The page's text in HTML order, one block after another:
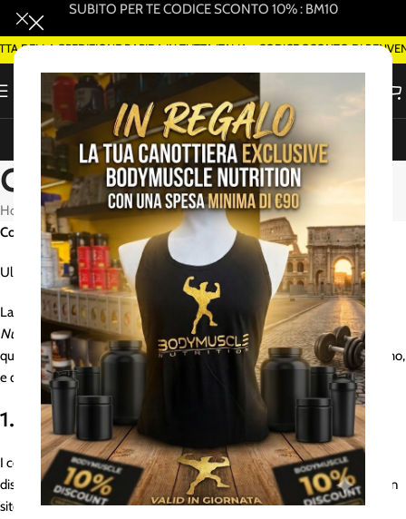
SUBITO PER TE CODICE SCONTO 10% : BM10
DELLA SPEDIZIONE RAPIDA IN TUTTA ITALIA - CODICE SCONTO DI
ORDINA SMART DELIVERY SU WHATSAPP (ROMA)
Cookies Policy
Home
Cookies Policy
Cookie Policy di Body Muscle Nutrition
Ultimo aggiornamento: 04-11-2024
La presente Cookie Policy spiega come il sito web
Body Muscle
Nutritionutilizza i cookie e tecnologie simili per riconoscere l’utente
quando visita il nostro sito. Spiega cosa sono i cookie, come li utilizziamo,
e quali sono i diritti dell’utente in merito al loro utilizzo.
1. Cosa sono i cookie?
I cookie sono piccoli file di testo che vengono memorizzati sul
dispositivo dell’utente (computer, smartphone, tablet) quando visita un
sito web. I cookie consentono al sito di riconoscere il dispositivo